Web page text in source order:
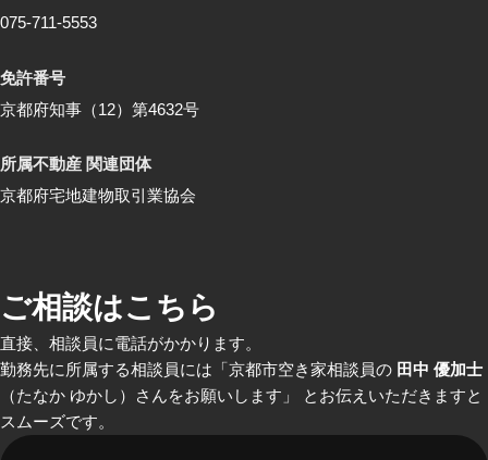
075-711-5553
免許番号
京都府知事（12）第4632号
所属不動産 関連団体
京都府宅地建物取引業協会
ご相談はこちら
直接、相談員に電話がかかります。
勤務先に所属する相談員には「京都市空き家相談員の 田中 優加士
（たなか ゆかし）さんをお願いします」 とお伝えいただきますと
スムーズです。